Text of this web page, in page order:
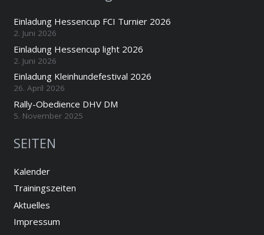
Einladung Hessencup FCI Turnier 2026
2. Juni 2026
Einladung Hessencup light 2026
2. Juni 2026
Einladung Kleinhundefestival 2026
26. April 2026
Rally-Obedience DHV DM
5. November 2025
SEITEN
Kalender
Trainingszeiten
Aktuelles
Impressum